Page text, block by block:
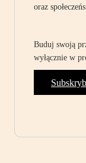
oraz
Buduj swoją
wyłącznie w